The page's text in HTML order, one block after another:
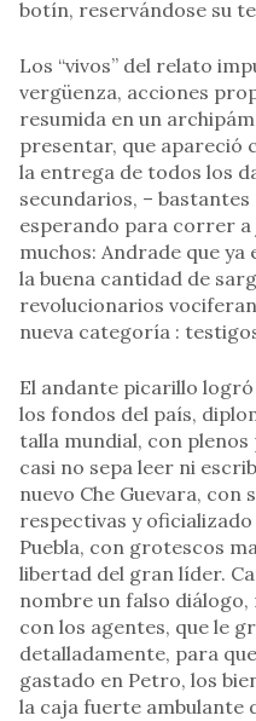
botín, reservándose su
Los “vivos” del relato
vergüenza, acciones
resumida en un
presentar, que apareció
la entrega de todos los
secundarios, –
esperando para correr a
muchos: Andrade que
la buena cantidad de
revolucionarios
nueva categoría :
El andante picarillo
los fondos del país,
talla mundial, con
casi no sepa leer ni
nuevo Che Guevara, con
respectivas y
Puebla, con grotescos
libertad del gran líder.
nombre un falso diálogo,
con los agentes, que le
detalladamente, para
gastado en Petro, los
la caja fuerte ambulante